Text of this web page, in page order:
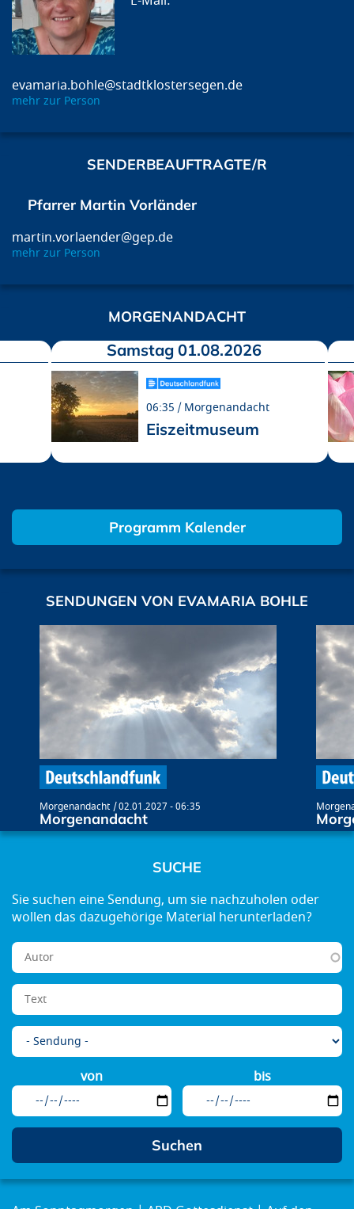
evamaria.bohle@stadtklostersegen.de
mehr zur Person
SENDERBEAUFTRAGTE/R
Pfarrer Martin Vorländer
martin.vorlaender@gep.de
mehr zur Person
MORGENANDACHT
Samstag 01.08.2026
06:35 Morgenandacht
Eiszeitmuseum
Programm Kalender
SENDUNGEN VON EVAMARIA BOHLE
Morgenandacht 02.01.2027 - 06:35
Morgenandacht
SUCHE
von bis